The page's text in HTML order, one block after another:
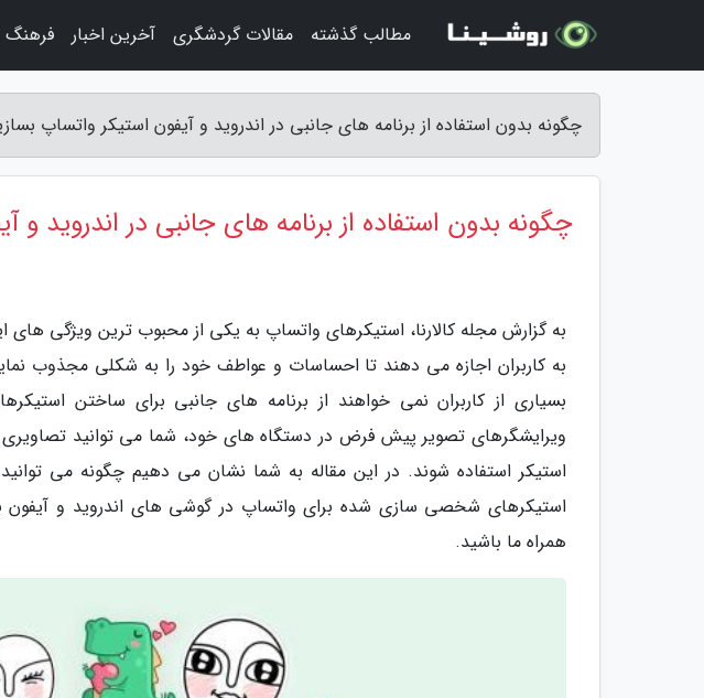
چگونه بدون استفاده از برنامه های جانبی در اندروید و آیفون استیکر واتساپ
چگونه بدون استفاده از برنامه های جانبی در اندروید و
به گزارش مجله کالارنا، استیکرهای واتساپ به یکی از محبوب ترین ویژگی های
به کاربران اجازه می دهند تا احساسات و عواطف خود را به شکلی مجذوب
بسیاری از کاربران نمی خواهند از برنامه های جانبی برای ساختن
ویرایشگرهای تصویر پیش فرض در دستگاه های خود، شما می توانید تصاویری
استیکر استفاده شوند. در این مقاله به شما نشان می دهیم چگونه می
استیکرهای شخصی سازی شده برای واتساپ در گوشی های اندروید و آیفون
همراه ما باشید.
مطالب گذشته مقالات گردشگری آخرین اخبار فرهنگ